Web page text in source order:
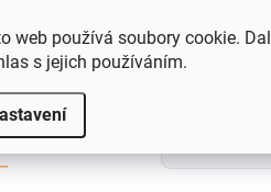
web používá soubory cookie.
s jejich používáním.
otázky Hodnocení